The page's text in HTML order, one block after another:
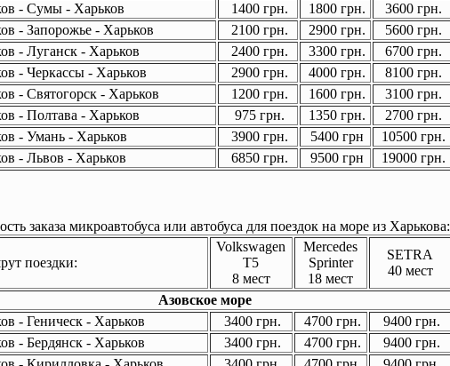
- Сумы - Харьков
1400 грн. 1800 грн.
3600 грн.
- Запорожье - Харьков
2100 грн. 2900 грн.
5600 грн.
- Луганск - Харьков
2400 грн. 3300 грн.
6700 грн.
- Черкассы - Харьков
2900 грн. 4000 грн.
8100 грн.
- Святогорск - Харьков
1200 грн. 1600 грн.
3100 грн.
- Полтава - Харьков
975 грн. 1350 грн.
2700 грн.
- Умань - Харьков
3900 грн. 5400 грн
10500 грн.
- Львов - Харьков
6850 грн. 9500 грн 19000 грн.
заказа микроавтобуса или автобуса для поездок на море из Харькова:
поездки:
Volkswagen
T5
8 мест
Mercedes
Sprinter
18 мест
SETRA
40 мест
Азовское море
- Геническ - Харьков
3400 грн. 4700 грн.
9400 грн.
- Бердянск - Харьков
3400 грн. 4700 грн.
9400 грн.